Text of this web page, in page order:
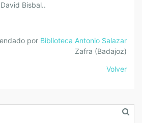
Bisbal..
por Biblioteca Antonio Salazar
Zafra (Badajoz)
Volver